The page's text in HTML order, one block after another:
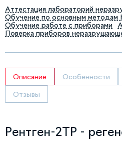
Аттестация лабораторий
Обучение по основным методам
Обучение работе с приборами
Поверка приборов
Описание Особенности
Отзывы
Рентген-2ТР -